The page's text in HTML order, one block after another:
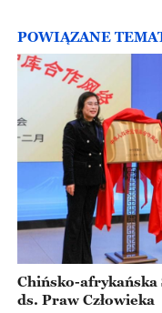
POWIĄZANE
Chińsko-afrykańska
ds. Praw Człowieka